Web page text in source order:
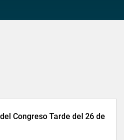
Congreso Tarde del 26 de